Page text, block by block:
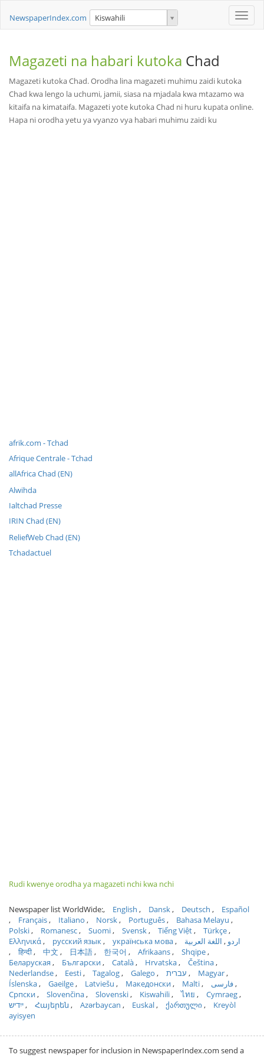
Toggle
NewspaperIndex.com Kiswahili
Magazeti na habari kutoka Chad
Magazeti kutoka Chad. Orodha lina magazeti muhimu zaidi kutoka
Chad kwa lengo la uchumi, jamii, siasa na mjadala kwa mtazamo wa
kitaifa na kimataifa. Magazeti yote kutoka Chad ni huru kupata online.
Hapa ni orodha yetu ya vyanzo vya habari muhimu zaidi ku
afrik.com - Tchad
Afrique Centrale - Tchad
allAfrica Chad (EN)
Alwihda
Ialtchad Presse
IRIN Chad (EN)
ReliefWeb Chad (EN)
Tchadactuel
Rudi kwenye orodha ya magazeti nchi kwa nchi
Newspaper list WorldWide: English Dansk Deutsch
Español
Français
Italiano Norsk Português
Bahasa Melayu
Polski
Romanesc Suomi Svensk Tiếng Việt
Türkçe
Ελληνικά
русский язык українська мова اردو
اللغة العربية
हिन्दी
中文 日本語 한국어 Afrikaans
Shqipe
Беларуская
Български Català Hrvatska
Čeština
Nederlandse
Eesti Tagalog Galego עברית
Magyar
Íslenska
Gaeilge Latviešu Македонски Malti
فارسی
Српски
Slovenčina Slovenski Kiswahili ไทย
Cymraeg
ייִדיש
Հայերեն Azərbaycan Euskal ქართული
Kreyòl
ayisyen
To suggest newspaper for inclusion in NewspaperIndex.com send a